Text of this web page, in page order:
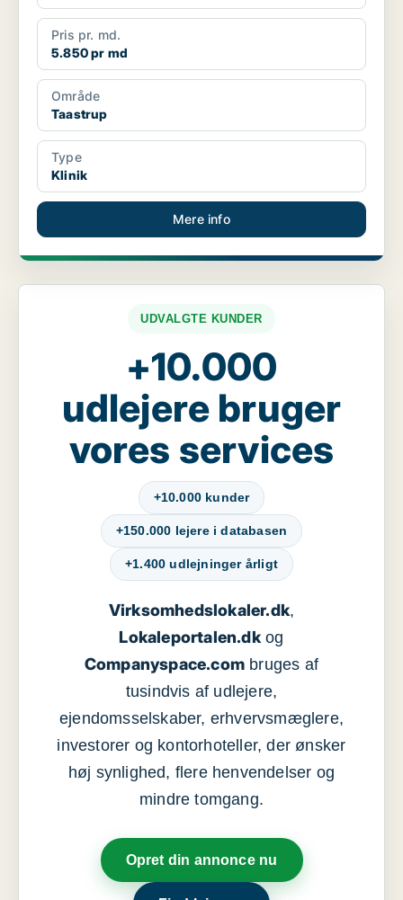
Pris pr. md.
5.850 pr md
Område
Taastrup
Type
Klinik
Mere info
UDVALGTE KUNDER
+10.000
udlejere bruger
vores services
+10.000 kunder
+150.000 lejere i databasen
+1.400 udlejninger årligt
Virksomhedslokaler.dk,
Lokaleportalen.dkog
Companyspace.com bruges af
tusindvis af udlejere,
ejendomsselskaber, erhvervsmæglere,
investorer og kontorhoteller, der ønsker
høj synlighed, flere henvendelser og
mindre tomgang.
Opret din annonce nu